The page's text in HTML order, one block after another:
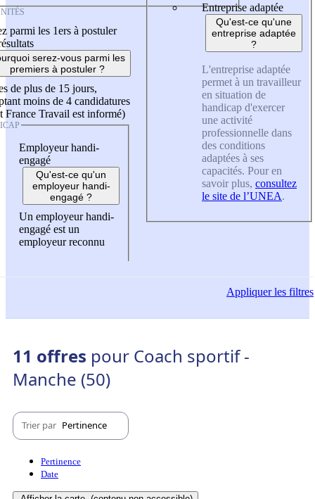
parmi les 1ers à postuler
serez-vous parmi les
premiers à postuler ?
de plus de 15 jours,
moins de 4 candidatures
France Travail est informé)
Employeur handi-
engagé
Qu'est-ce qu'un
employeur handi-
engagé ?
Un employeur handi-
engagé est un
employeur reconnu
Entreprise adaptée
Qu'est-ce qu'une
entreprise adaptée
?
L'entreprise adaptée
permet à un travailleur
en situation de
handicap d'exercer
une activité
professionnelle dans
des conditions
adaptées à ses
capacités. Pour en
savoir plus, consultez
le site de l’UNEA.
Appliquerles filtres
11 offres pour Coach sportif -
Manche (50)
Trier par Pertinence
Pertinence
Date